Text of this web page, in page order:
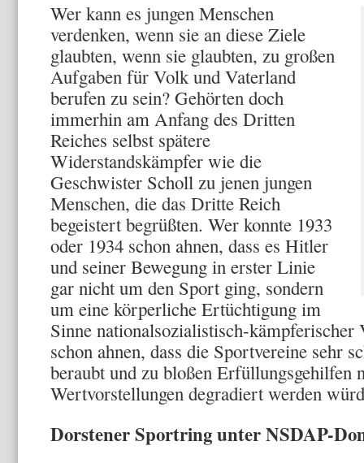
Wer kann es jungen Menschen
verdenken, wenn sie an diese Ziele
glaubten, wenn sie glaubten, zu großen
Aufgaben für Volk und Vaterland
berufen zu sein? Gehörten doch
immerhin am Anfang des Dritten
Reiches selbst spätere
Widerstandskämpfer wie die
Geschwister Scholl zu jenen jungen
Men­schen, die das Dritte Reich
begeistert be­grüßten. Wer konnte 1933
oder 1934 schon ahnen, dass es Hitler
und seiner Bewegung in erster Linie
gar nicht um den Sport ging, son­dern
um eine körperliche Ertüchtigung im
Sinne nationalsozialistisch-kämpferischer
schon ahnen, dass die Sportvereine sehr
beraubt und zu bloßen Erfül­lungsgehilfen
Wertvorstellungen degradiert werden
Dorstener Sportring unter NSDAP-